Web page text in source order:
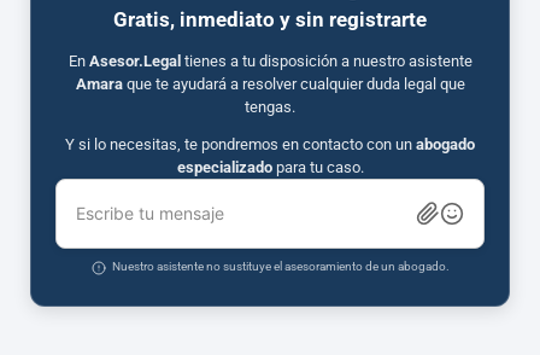
Gratis, inmediato y sin registrarte
En Asesor.Legal tienes a tu disposición a nuestro asistente
Amaraque te ayudará a resolver cualquier duda legal que
tengas.
Y si lo necesitas, te pondremos en contacto con un abogado
especializadopara tu caso.
Escribe tu mensaje
Nuestro asistente no sustituye el asesoramiento de un abogado.